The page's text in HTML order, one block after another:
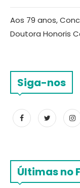
Aos 79 anos,
Doutora Honoris
Siga-nos
Últimas no